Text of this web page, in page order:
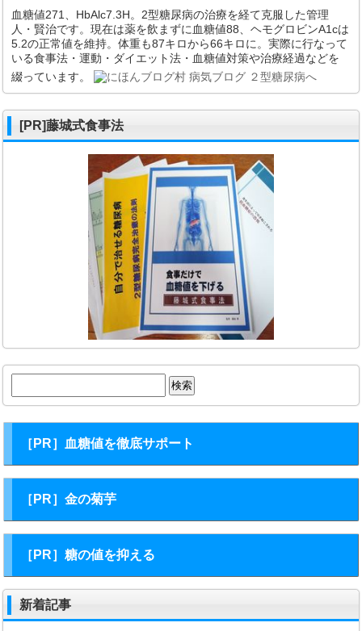
血糖値271、HbAlc7.3H。2型糖尿病の治療を経て克服した管理
人・賢治です。現在は薬を飲まずに血糖値88、ヘモグロビンA1cは
5.2の正常値を維持。体重も87キロから66キロに。実際に行なって
いる食事法・運動・ダイエット法・血糖値対策や治療経過などを
綴っています。
[PR]藤城式食事法
索:
［PR］血糖値を徹底サポート
［PR］金の菊芋
［PR］糖の値を抑える
新着記事